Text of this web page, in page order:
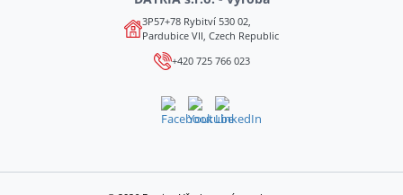
3P57+78 Rybitví 530 02,
Pardubice VII, Czech Republic
+420 725 766 023